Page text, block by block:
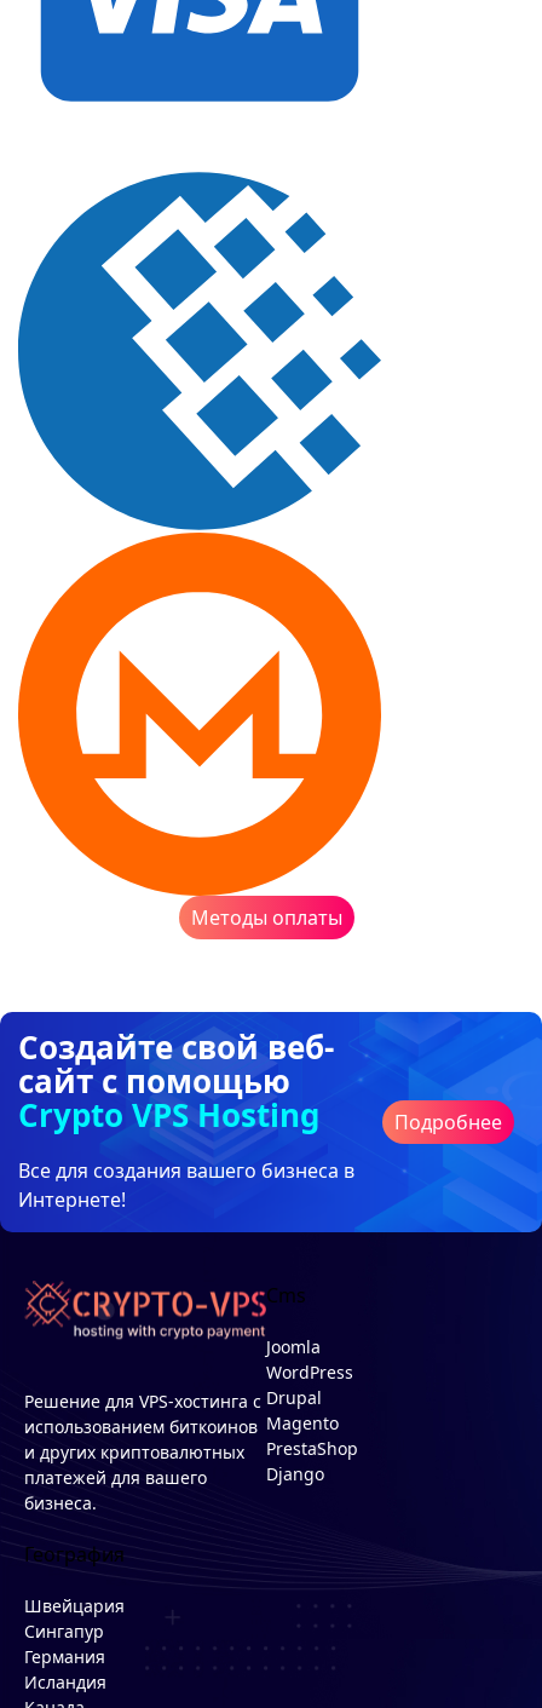
Методы оплаты
Создайте свой веб-
сайт с помощью
Crypto VPS Hosting
Все для создания вашего бизнеса в
Интернете!
Подробнее
Решение для VPS-хостинга с
использованием биткоинов
и других криптовалютных
платежей для вашего
бизнеса.
Cms
Joomla
WordPress
Drupal
Magento
PrestaShop
Django
География
Швейцария
Сингапур
Германия
Исландия